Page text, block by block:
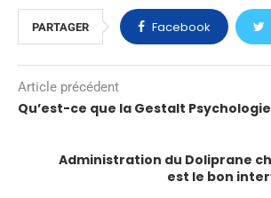
PARTAGER Facebook
Article précédent
Qu’est-ce que la Gestalt
Administration du Doliprane
est le bon